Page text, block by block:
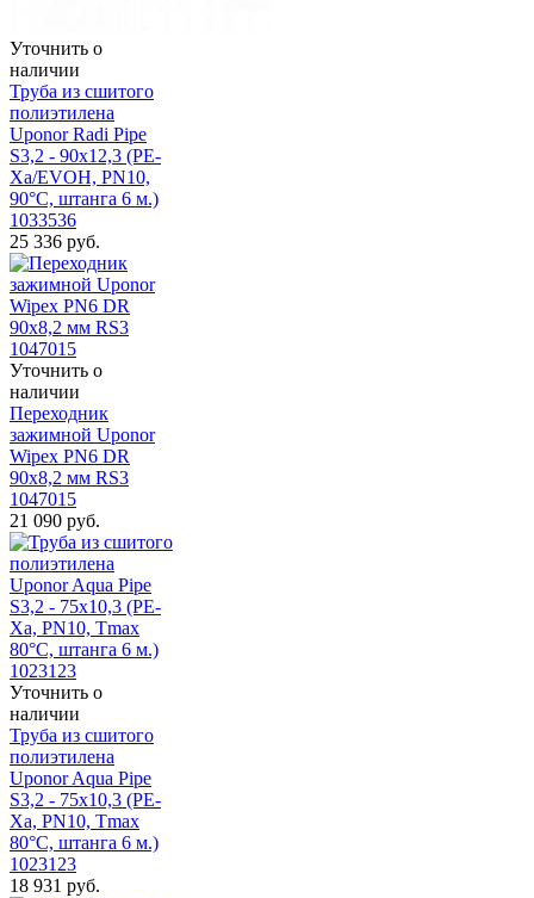
Уточнить о
наличии
Труба из сшитого
полиэтилена
Uponor Radi Pipe
S3,2 - 90x12,3 (PE-
Xa/EVOH, PN10,
90°C, штанга 6 м.)
1033536
25 336 руб.
Уточнить о
наличии
Переходник
зажимной Uponor
Wipex PN6 DR
90x8,2 мм RS3
1047015
21 090 руб.
Уточнить о
наличии
Труба из сшитого
полиэтилена
Uponor Aqua Pipe
S3,2 - 75x10,3 (PE-
Xa, PN10, Tmax
80°C, штанга 6 м.)
1023123
18 931 руб.